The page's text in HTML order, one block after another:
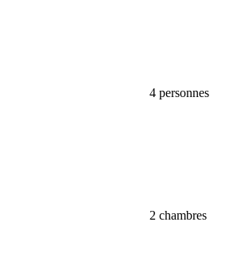
4 personnes
2 chambres